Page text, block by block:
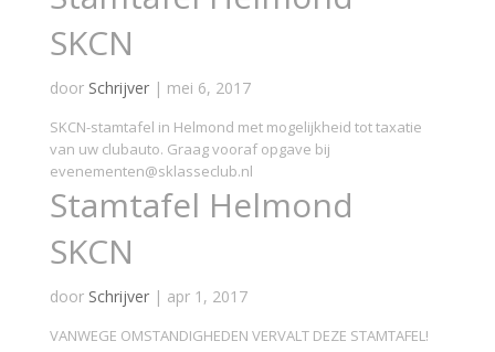
SKCN
door Schrijver| mei 6, 2017
SKCN-stamtafel in Helmond met mogelijkheid tot taxatie
van uw clubauto. Graag vooraf opgave bij
evenementen@sklasseclub.nl
Stamtafel Helmond
SKCN
door Schrijver| apr 1, 2017
VANWEGE OMSTANDIGHEDEN VERVALT DEZE STAMTAFEL!